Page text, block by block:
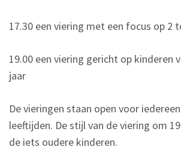
17.30 een viering met een focus op 2
19.00 een viering gericht op kinderen
jaar
De vieringen staan open voor
leeftijden. De stijl van de viering om
de iets oudere kinderen.